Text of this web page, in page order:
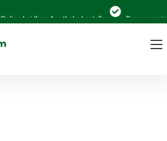
Online bei Ihrer Apotheke bestellen Bequem